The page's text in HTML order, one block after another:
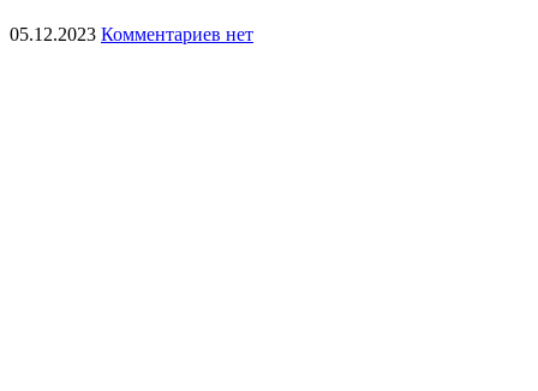
05.12.2023 Комментариев нет